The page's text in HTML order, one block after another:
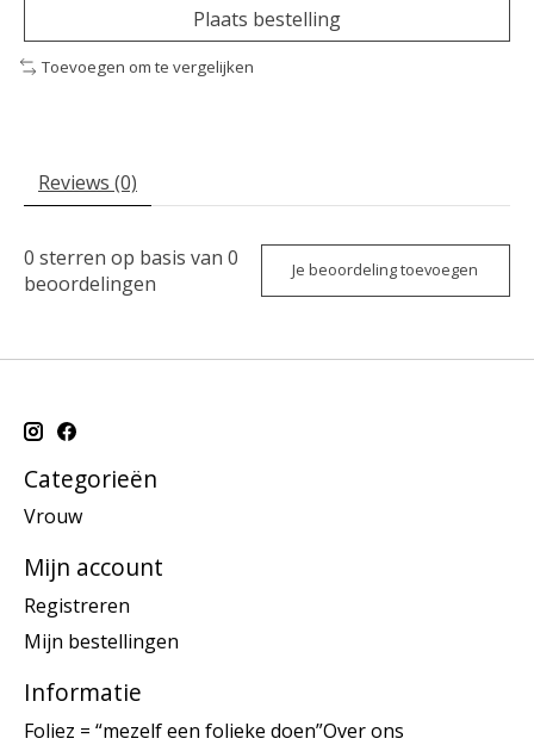
Plaats bestelling
Toevoegen om te vergelijken
Reviews (0)
0 sterren op basis van 0
beoordelingen
Je beoordeling toevoegen
Categorieën
Vrouw
Mijn account
Registreren
Mijn bestellingen
Informatie
Foliez = “mezelf een folieke doen”Over ons